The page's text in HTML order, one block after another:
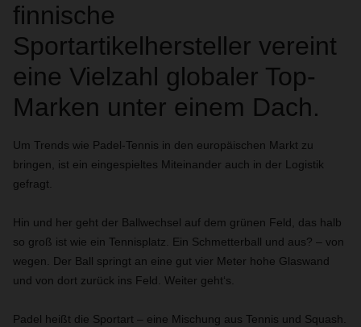
finnische
Sportartikelhersteller vereint
eine Vielzahl globaler Top-
Marken unter einem Dach.
Um Trends wie Padel-Tennis in den europäischen Markt zu
bringen, ist ein eingespieltes Miteinander auch in der Logistik
gefragt.
Hin und her geht der Ballwechsel auf dem grünen Feld, das halb
so groß ist wie ein Tennisplatz. Ein Schmetterball und aus? – von
wegen. Der Ball springt an eine gut vier Meter hohe Glaswand
und von dort zurück ins Feld. Weiter geht‘s.
Padel heißt die Sportart – eine Mischung aus Tennis und Squash.